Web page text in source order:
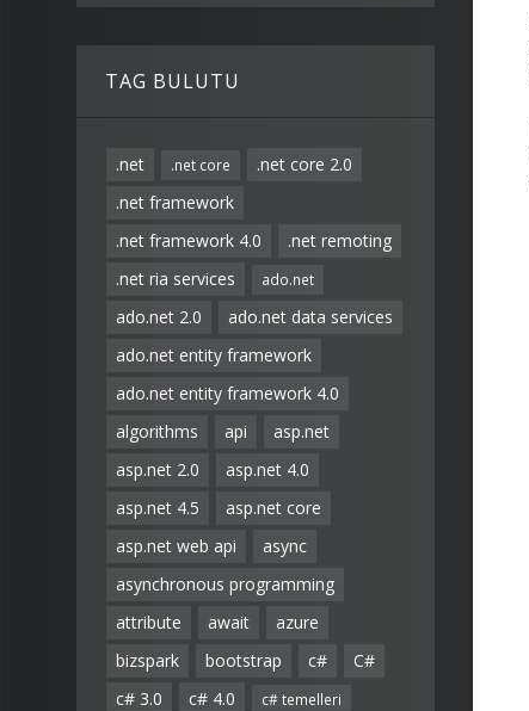
TAG BULUTU
.net .net core
.net core 2.0
.net framework
.net framework 4.0
.net remoting
.net ria services
ado.net
ado.net 2.0
ado.net data services
ado.net entity framework
ado.net entity framework 4.0
algorithms
api
asp.net
asp.net 2.0
asp.net 4.0
asp.net 4.5
asp.net core
asp.net web api
async
asynchronous programming
attribute
await
azure
bizspark
bootstrap c#
C#
c# 3.0
c# 4.0 c# temelleri